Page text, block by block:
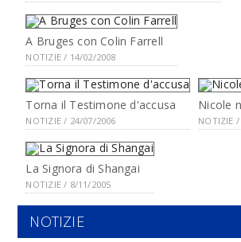
A Bruges con Colin Farrell
NOTIZIE / 14/02/2008
Torna il Testimone d'accusa
NOTIZIE / 24/07/2006
Nicole
NOTIZIE
La Signora di Shangai
NOTIZIE / 8/11/2005
NOTIZIE